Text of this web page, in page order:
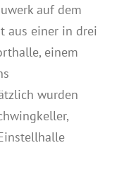
auf dem
aus einer in drei
einem
wurden